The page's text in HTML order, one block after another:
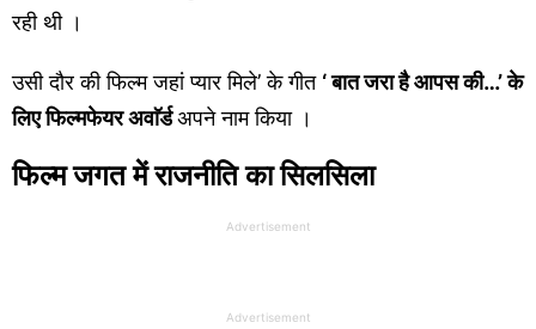
रही थी ।
उसी दौर की फिल्म जहां प्यार मिले’ के गीत ‘ बात जरा है आपस की…’ के
लिए फिल्मफेयर अवाॅर्डअपने नाम किया ।
फिल्म जगत में राजनीति का सिलसिला
Advertisement
Advertisement